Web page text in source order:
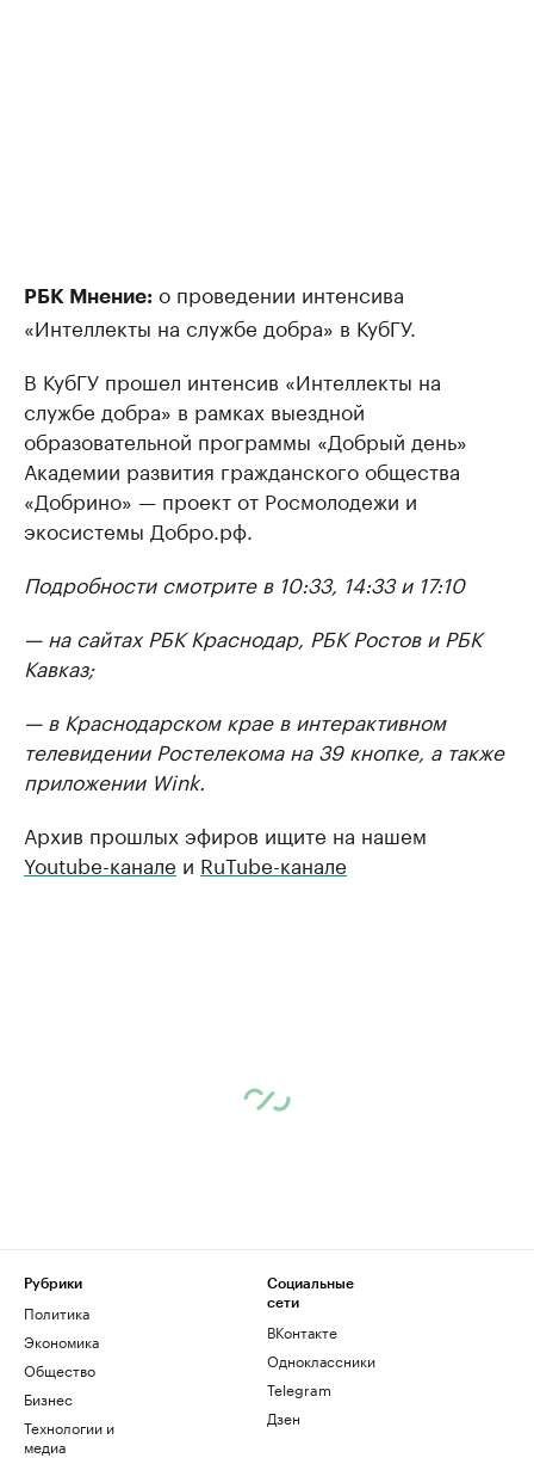
РБК Мнение: о проведении интенсива
«Интеллекты на службе добра» в КубГУ.
В КубГУ прошел интенсив «Интеллекты на
службе добра» в рамках выездной
образовательной программы «Добрый день»
Академии развития гражданского общества
«Добрино» — проект от Росмолодежи и
экосистемы Добро.рф.
Подробности смотрите в 10:33, 14:33 и 17:10
— на сайтах РБК Краснодар, РБК Ростов и РБК
Кавказ;
— в Краснодарском крае в интерактивном
телевидении Ростелекома на 39 кнопке, а также
приложении Wink.
Архив прошлых эфиров ищите на нашем
Youtube-канале и RuTube-канале
Рубрики
Политика
Экономика
Общество
Бизнес
Технологии и
медиа
Социальные
сети
ВКонтакте
Одноклассники
Telegram
Дзен